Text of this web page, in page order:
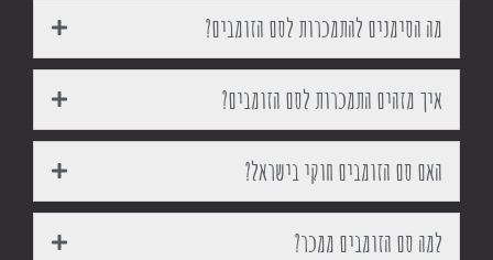
מה הסימנים להתמכרות לסם הזומבים?
איך מזהים התמכרות לסם הזומבים?
האם סם הזומבים חוקי בישראל?
למה סם הזומבים ממכר?